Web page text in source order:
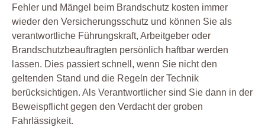
Fehler und Mängel beim Brandschutz kosten immer
wieder den Versicherungsschutz und können Sie als
verantwortliche Führungskraft, Arbeitgeber oder
Brandschutzbeauftragten persönlich haftbar werden
lassen. Dies passiert schnell, wenn Sie nicht den
geltenden Stand und die Regeln der Technik
berücksichtigen. Als Verantwortlicher sind Sie dann in der
Beweispflicht gegen den Verdacht der groben
Fahrlässigkeit.